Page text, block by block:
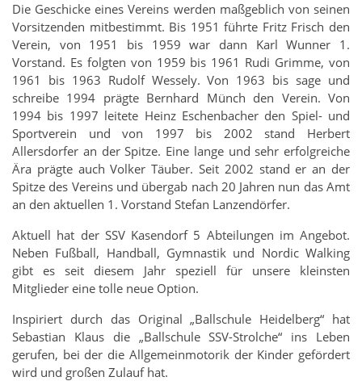
Die Geschicke eines Vereins werden maßgeblich von seinen
Vorsitzenden mitbestimmt. Bis 1951 führte Fritz Frisch den
Verein, von 1951 bis 1959 war dann Karl Wunner 1.
Vorstand. Es folgten von 1959 bis 1961 Rudi Grimme, von
1961 bis 1963 Rudolf Wessely. Von 1963 bis sage und
schreibe 1994 prägte Bernhard Münch den Verein. Von
1994 bis 1997 leitete Heinz Eschenbacher den Spiel- und
Sportverein und von 1997 bis 2002 stand Herbert
Allersdorfer an der Spitze. Eine lange und sehr erfolgreiche
Ära prägte auch Volker Täuber. Seit 2002 stand er an der
Spitze des Vereins und übergab nach 20 Jahren nun das Amt
an den aktuellen 1. Vorstand Stefan Lanzendörfer.
Aktuell hat der SSV Kasendorf 5 Abteilungen im Angebot.
Neben Fußball, Handball, Gymnastik und Nordic Walking
gibt es seit diesem Jahr speziell für unsere kleinsten
Mitglieder eine tolle neue Option.
Inspiriert durch das Original „Ballschule Heidelberg“ hat
Sebastian Klaus die „Ballschule SSV-Strolche“ ins Leben
gerufen, bei der die Allgemeinmotorik der Kinder gefördert
wird und großen Zulauf hat.